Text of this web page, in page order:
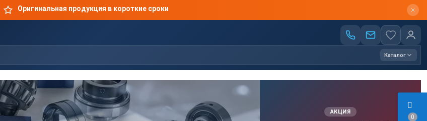
0
Оригинальная продукция в короткие сроки
Каталог
АКЦИЯ